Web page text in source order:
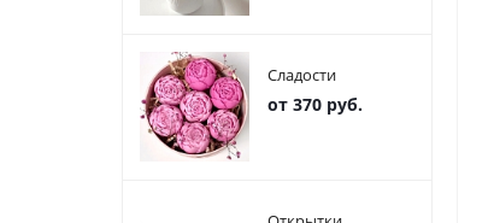
Сладости
от 370 руб.